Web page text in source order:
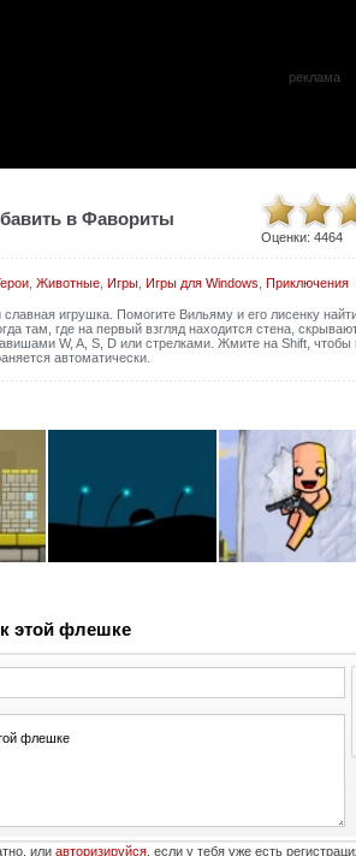
реклама
в Фавориты
Оценки: 4464
, Животные, Игры, Игры для Windows Приключения
славная игрушка. Помогите Вильяму и его лисенку
там, где на первый взгляд находится стена,
W, A, S, D или стрелками. Жмите на Shift, чтобы
автоматически.
этой флешке
или авторизируйся, если у тебя уже есть